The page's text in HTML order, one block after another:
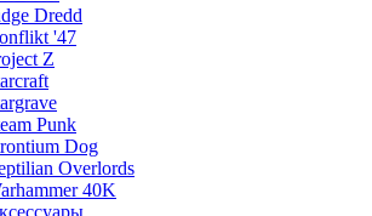
Dredd
'47
Z
Punk
Dog
Overlords
40K